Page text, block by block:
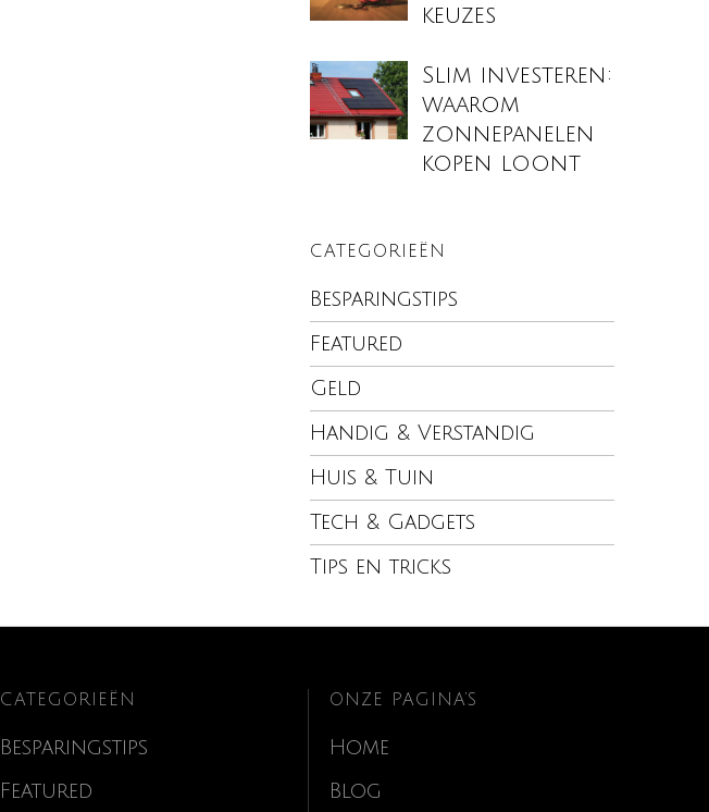
keuzes
Slim investeren:
waarom
zonnepanelen
kopen loont
CATEGORIEËN
Besparingstips
Featured
Geld
Handig & Verstandig
Huis & Tuin
Tech & Gadgets
Tips en tricks
CATEGORIEËN
Besparingstips
Featured
ONZE PAGINA’S
Home
Blog